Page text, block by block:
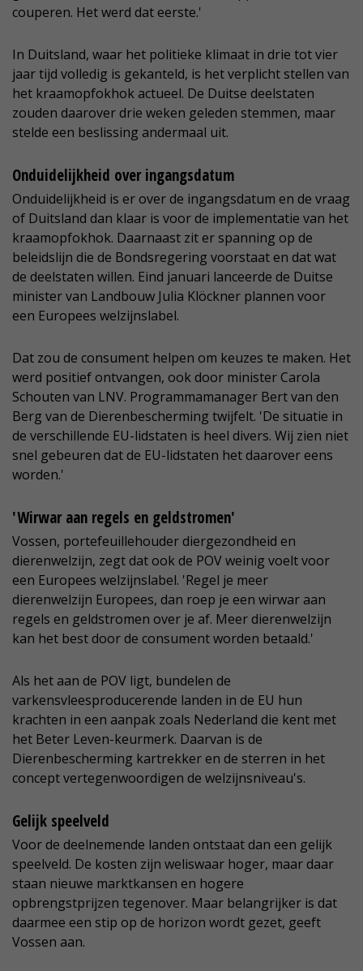
couperen. Het werd dat eerste.'
In Duitsland, waar het politieke klimaat in drie tot vier
jaar tijd volledig is gekanteld, is het verplicht stellen van
het kraamopfokhok actueel. De Duitse deelstaten
zouden daarover drie weken geleden stemmen, maar
stelde een beslissing andermaal uit.
Onduidelijkheid over ingangsdatum
Onduidelijkheid is er over de ingangsdatum en de vraag
of Duitsland dan klaar is voor de implementatie van het
kraamopfokhok. Daarnaast zit er spanning op de
beleidslijn die de Bondsregering voorstaat en dat wat
de deelstaten willen. Eind januari lanceerde de Duitse
minister van Landbouw Julia Klöckner plannen voor
een Europees welzijnslabel.
Dat zou de consument helpen om keuzes te maken. Het
werd positief ontvangen, ook door minister Carola
Schouten van LNV. Programmamanager Bert van den
Berg van de Dierenbescherming twijfelt. 'De situatie in
de verschillende EU-lidstaten is heel divers. Wij zien niet
snel gebeuren dat de EU-lidstaten het daarover eens
worden.'
'Wirwar aan regels en geldstromen'
Vossen, portefeuillehouder diergezondheid en
dierenwelzijn, zegt dat ook de POV weinig voelt voor
een Europees welzijnslabel. 'Regel je meer
dierenwelzijn Europees, dan roep je een wirwar aan
regels en geldstromen over je af. Meer dierenwelzijn
kan het best door de consument worden betaald.'
Als het aan de POV ligt, bundelen de
varkensvleesproducerende landen in de EU hun
krachten in een aanpak zoals Nederland die kent met
het Beter Leven-keurmerk. Daarvan is de
Dierenbescherming kartrekker en de sterren in het
concept vertegenwoordigen de welzijnsniveau's.
Gelijk speelveld
Voor de deelnemende landen ontstaat dan een gelijk
speelveld. De kosten zijn weliswaar hoger, maar daar
staan nieuwe marktkansen en hogere
opbrengstprijzen tegenover. Maar belangrijker is dat
daarmee een stip op de horizon wordt gezet, geeft
Vossen aan.